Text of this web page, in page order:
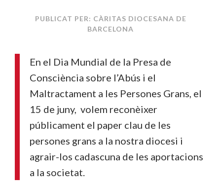
PUBLICAT PER: CÀRITAS DIOCESANA DE
BARCELONA
En el Dia Mundial de la Presa de
Consciència sobre l’Abús i el
Maltractament a les Persones Grans, el
15 de juny, volem reconèixer
públicament el paper clau de les
persones grans a la nostra diocesi i
agrair-los cadascuna de les aportacions
a la societat.